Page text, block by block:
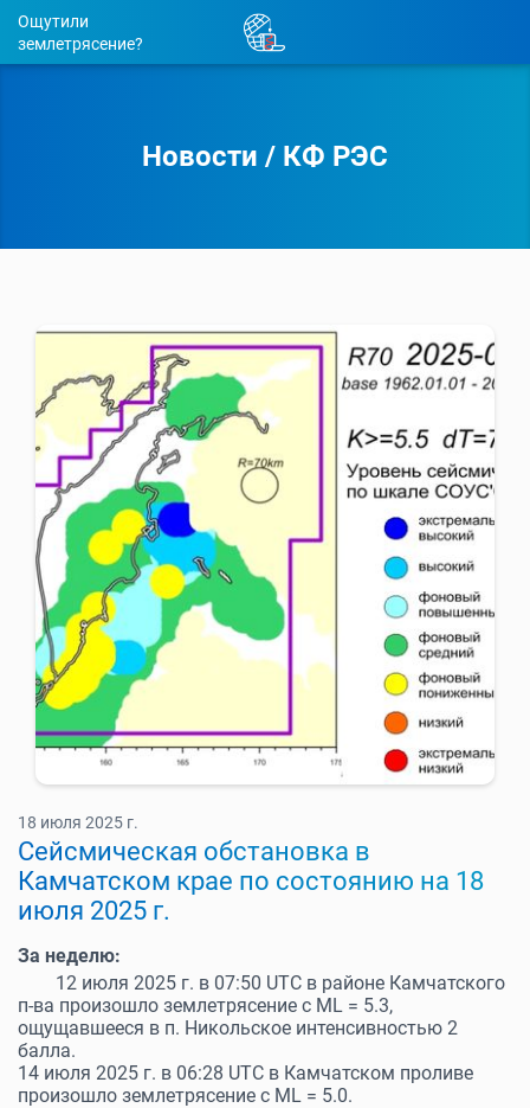
Ощутили
землетрясение?
Новости / КФ РЭС
18 июля 2025 г.
Cейсмическая обстановка в
Камчатском крае по состоянию на 18
июля 2025 г.
За неделю:
12 июля 2025 г. в 07:50 UTC в районе Камчатского
п-ва произошло землетрясение с МL = 5.3,
ощущавшееся в п. Никольское интенсивностью 2
балла.
14 июля 2025 г. в 06:28 UTC в Камчатском проливе
произошло землетрясение с МL = 5.0.